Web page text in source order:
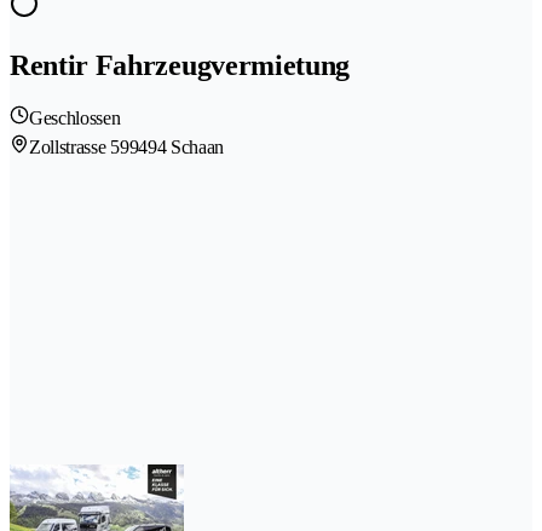
Rentir Fahrzeugvermietung
Geschlossen
Zollstrasse 599494 Schaan